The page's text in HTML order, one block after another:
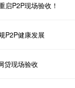
启P2P现场验收！
P2P健康发展
贷现场验收